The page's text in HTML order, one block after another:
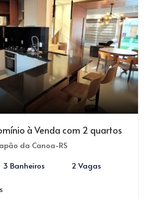
à Venda com 2 quartos
da Canoa-RS
3 Banheiros 2 Vagas